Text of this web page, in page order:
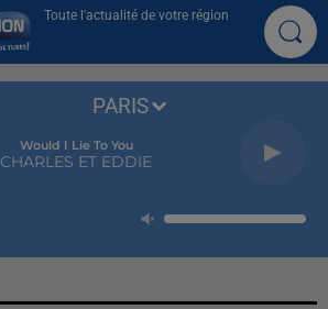
Toute l'actualité de votre région
Would I Lie To You
CHARLES ET EDDIE
PARIS